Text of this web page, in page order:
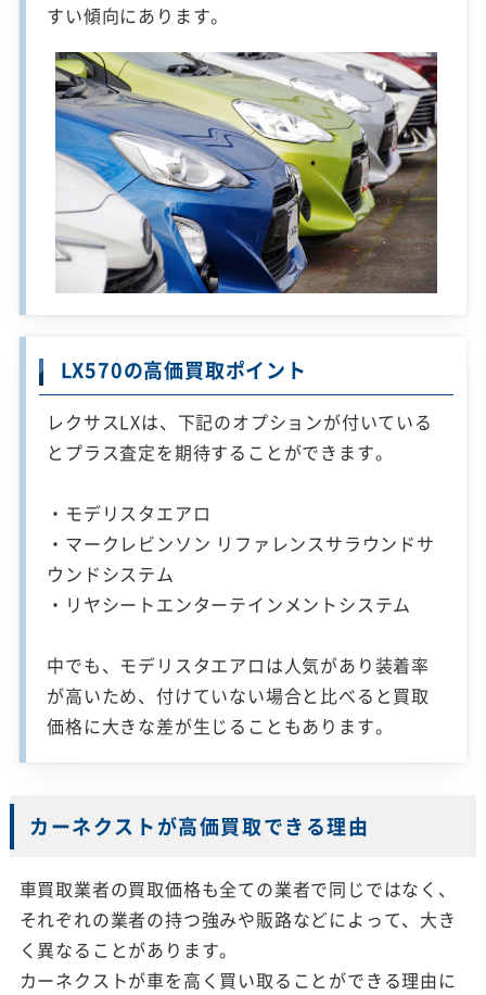
すい傾向にあります。
LX570の高価買取ポイント
レクサスLXは、下記のオプションが付いている
とプラス査定を期待することができます。
・モデリスタエアロ
・マークレビンソン リファレンスサラウンドサ
ウンドシステム
・リヤシートエンターテインメントシステム
中でも、モデリスタエアロは人気があり装着率
が高いため、付けていない場合と比べると買取
価格に大きな差が生じることもあります。
カーネクストが高価買取できる理由
車買取業者の買取価格も全ての業者で同じではなく、
それぞれの業者の持つ強みや販路などによって、大き
く異なることがあります。
カーネクストが車を高く買い取ることができる理由に